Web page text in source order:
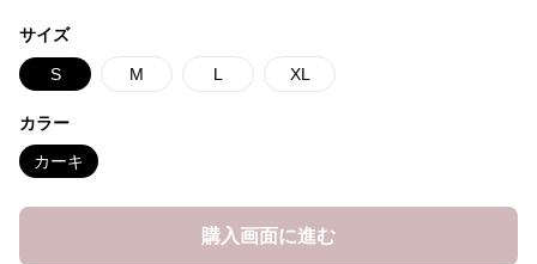
サイズ
S M L XL
カラー
カーキ
購入画面に進む